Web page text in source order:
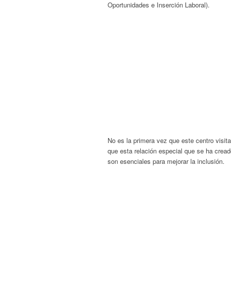
Oportunidades e Inserción Laboral).
No es la primera vez que este centro
que esta relación especial que se ha
son esenciales para mejorar la inclusión.